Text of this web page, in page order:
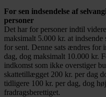
For sen indsendelse af
personer
Det har for personer indtil
maksimalt 5.000 kr. at
for sent. Denne sats ændres for
dag, dog maksimalt 10.000 kr.
indkomst som ikke overstiger
skattetillægget 200 kr. per dag
tidligere 100 kr. per dag, dog
fradragsberettiget.